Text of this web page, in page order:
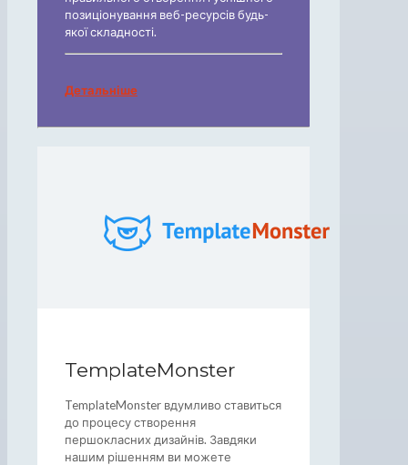
позиціонування веб-ресурсів будь-
якої складності.
Детальніше
TemplateMonster
TemplateMonster вдумливо ставиться
до процесу створення
першокласних дизайнів. Завдяки
нашим рішенням ви можете